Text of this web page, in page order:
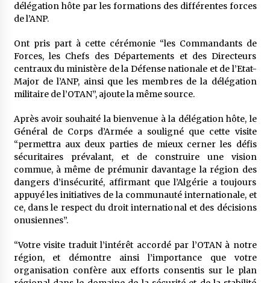
délégation hôte par les formations des différentes forces
de l’ANP.
Ont pris part à cette cérémonie “les Commandants de
Forces, les Chefs des Départements et des Directeurs
centraux du ministère de la Défense nationale et de l’Etat-
Major de l’ANP, ainsi que les membres de la délégation
militaire de l’OTAN”, ajoute la même source.
Après avoir souhaité la bienvenue à la délégation hôte, le
Général de Corps d’Armée a souligné que cette visite
“permettra aux deux parties de mieux cerner les défis
sécuritaires prévalant, et de construire une vision
commue, à même de prémunir davantage la région des
dangers d’insécurité, affirmant que l’Algérie a toujours
appuyé les initiatives de la communauté internationale, et
ce, dans le respect du droit international et des décisions
onusiennes”.
“Votre visite traduit l’intérêt accordé par l’OTAN à notre
région, et démontre ainsi l’importance que votre
organisation confère aux efforts consentis sur le plan